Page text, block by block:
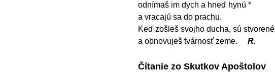
odnímaš im dych a hneď hynú *
a vracajú sa do prachu.
Keď zošleš svojho ducha, sú
a obnovuješ tvárnosť zeme.
R.
Čítanie zo Skutkov Apoštolov